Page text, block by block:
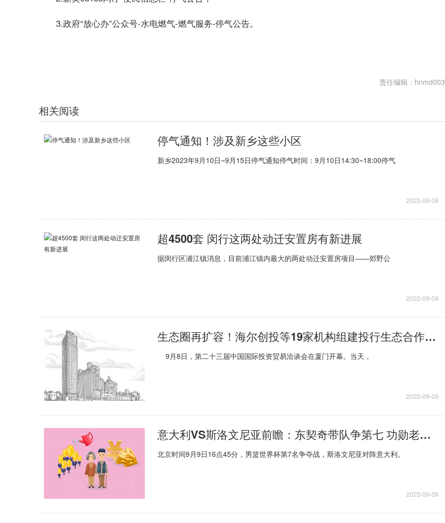
3.政府“放心办”公众号-水电燃气-燃气服务-停气公告。
责任编辑：hnmd003
相关阅读
​停气通知！涉及新乡这些小区
新乡2023年9月10日~9月15日停气通知停气时间：9月10日14:30~18:00停气
2023-09-09
超4500套 闵行这两处动迁安置房有新进展
据闵行区浦江镇消息，目前浦江镇内最大的两处动迁安置房项目——郊野公
2023-09-09
生态圈再扩容！海尔创投等19家机构组建投行生态合作联盟
9月8日，第二十三届中国国际投资贸易洽谈会在厦门开幕。当天，
2023-09-09
意大利VS斯洛文尼亚前瞻：东契奇带队争第七 功勋老将最后一舞
北京时间9月9日16点45分，男篮世界杯第7名争夺战，斯洛文尼亚对阵意大利。
2023-09-09